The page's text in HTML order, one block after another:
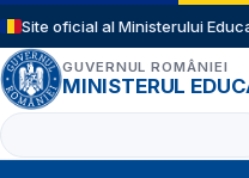
Sari la conținutul principal
Site oficial al Ministerului
GUVERNUL ROMÂNIEI
MINISTERUL
Caută